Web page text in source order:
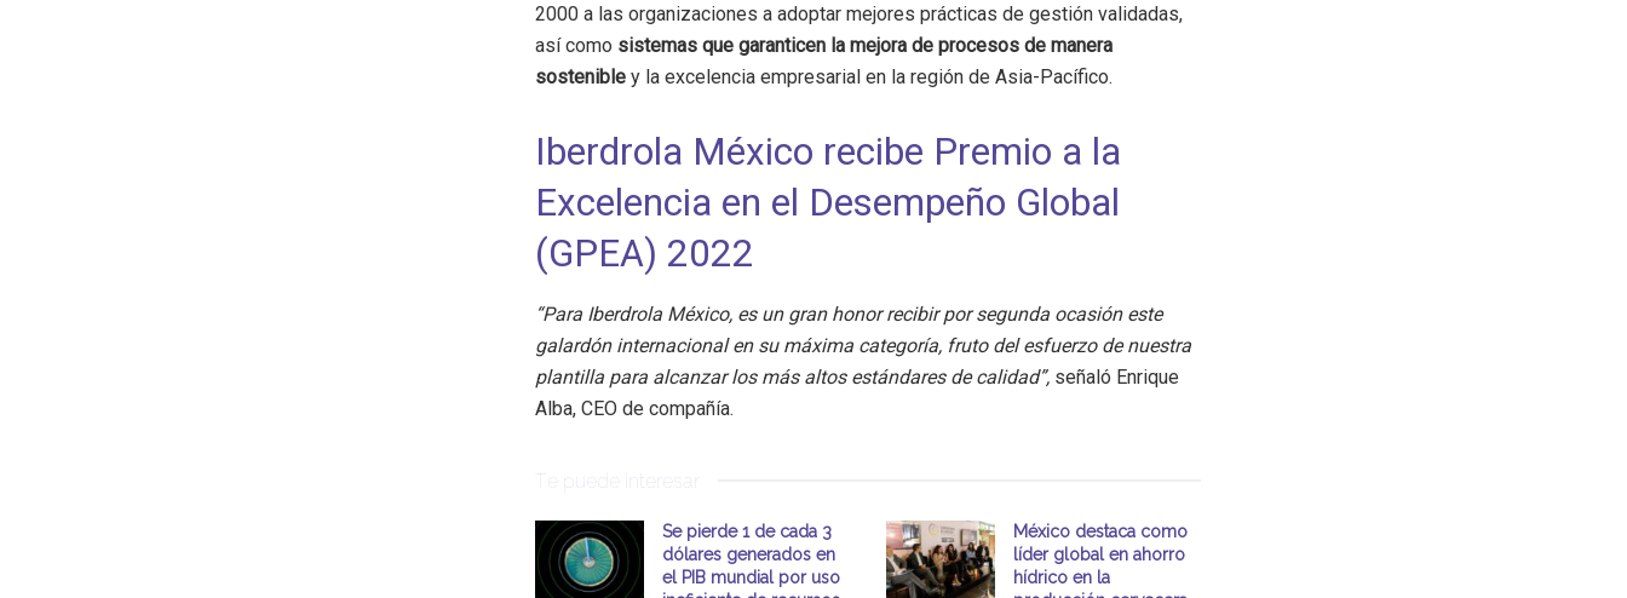
2000 a las organizaciones a adoptar mejores prácticas de gestión validadas,
así como sistemas que garanticen la mejora de procesos de manera
sostenible y la excelencia empresarial en la región de Asia-Pacífico.
Iberdrola México recibe Premio a la
Excelencia en el Desempeño Global
(GPEA) 2022
“Para Iberdrola México, es un gran honor recibir por segunda ocasión este
galardón internacional en su máxima categoría, fruto del esfuerzo de nuestra
plantilla para alcanzar los más altos estándares de calidad”, señaló Enrique
Alba, CEO de compañía.
Te puede interesar
Se pierde 1 de cada 3
dólares generados en
el PIB mundial por uso
México destaca como
líder global en ahorro
hídrico en la